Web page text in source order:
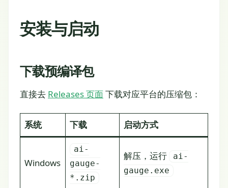
安装与启动
下载预编译包
直接去 Releases 页面下载对应平台的压缩包：
系统 下载 启动方式
Windows
ai-
gauge-
*.zip
解压，运行
ai-
gauge.exe